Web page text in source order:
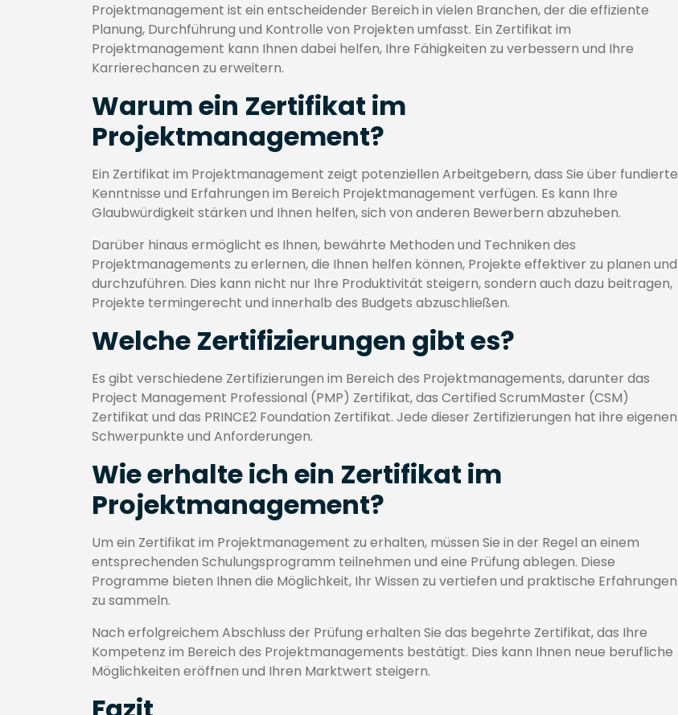
Projektmanagement ist ein entscheidender Bereich in vielen Branchen, der die effiziente
Planung, Durchführung und Kontrolle von Projekten umfasst. Ein Zertifikat im
Projektmanagement kann Ihnen dabei helfen, Ihre Fähigkeiten zu verbessern und Ihre
Karrierechancen zu erweitern.
Warum ein Zertifikat im
Projektmanagement?
Ein Zertifikat im Projektmanagement zeigt potenziellen Arbeitgebern, dass Sie über fundierte
Kenntnisse und Erfahrungen im Bereich Projektmanagement verfügen. Es kann Ihre
Glaubwürdigkeit stärken und Ihnen helfen, sich von anderen Bewerbern abzuheben.
Darüber hinaus ermöglicht es Ihnen, bewährte Methoden und Techniken des
Projektmanagements zu erlernen, die Ihnen helfen können, Projekte effektiver zu planen und
durchzuführen. Dies kann nicht nur Ihre Produktivität steigern, sondern auch dazu beitragen,
Projekte termingerecht und innerhalb des Budgets abzuschließen.
Welche Zertifizierungen gibt es?
Es gibt verschiedene Zertifizierungen im Bereich des Projektmanagements, darunter das
Project Management Professional (PMP) Zertifikat, das Certified ScrumMaster (CSM)
Zertifikat und das PRINCE2 Foundation Zertifikat. Jede dieser Zertifizierungen hat ihre eigenen
Schwerpunkte und Anforderungen.
Wie erhalte ich ein Zertifikat im
Projektmanagement?
Um ein Zertifikat im Projektmanagement zu erhalten, müssen Sie in der Regel an einem
entsprechenden Schulungsprogramm teilnehmen und eine Prüfung ablegen. Diese
Programme bieten Ihnen die Möglichkeit, Ihr Wissen zu vertiefen und praktische Erfahrungen
zu sammeln.
Nach erfolgreichem Abschluss der Prüfung erhalten Sie das begehrte Zertifikat, das Ihre
Kompetenz im Bereich des Projektmanagements bestätigt. Dies kann Ihnen neue berufliche
Möglichkeiten eröffnen und Ihren Marktwert steigern.